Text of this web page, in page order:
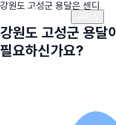
강원도 고성군 용달은 센디
강원도 고성군 용달이
필요하신가요?